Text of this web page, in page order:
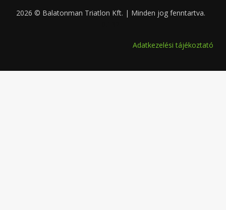
2026 © Balatonman Triatlon Kft. | Minden jog fenntartva.
Adatkezelési tájékoztató